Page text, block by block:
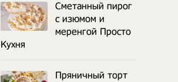
Сметанный пирог
с изюмом и
меренгой Просто
Кухня
Пряничный торт